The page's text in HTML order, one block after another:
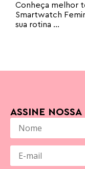
Conheça melhor
Smartwatch
sua rotina ...
ASSINE